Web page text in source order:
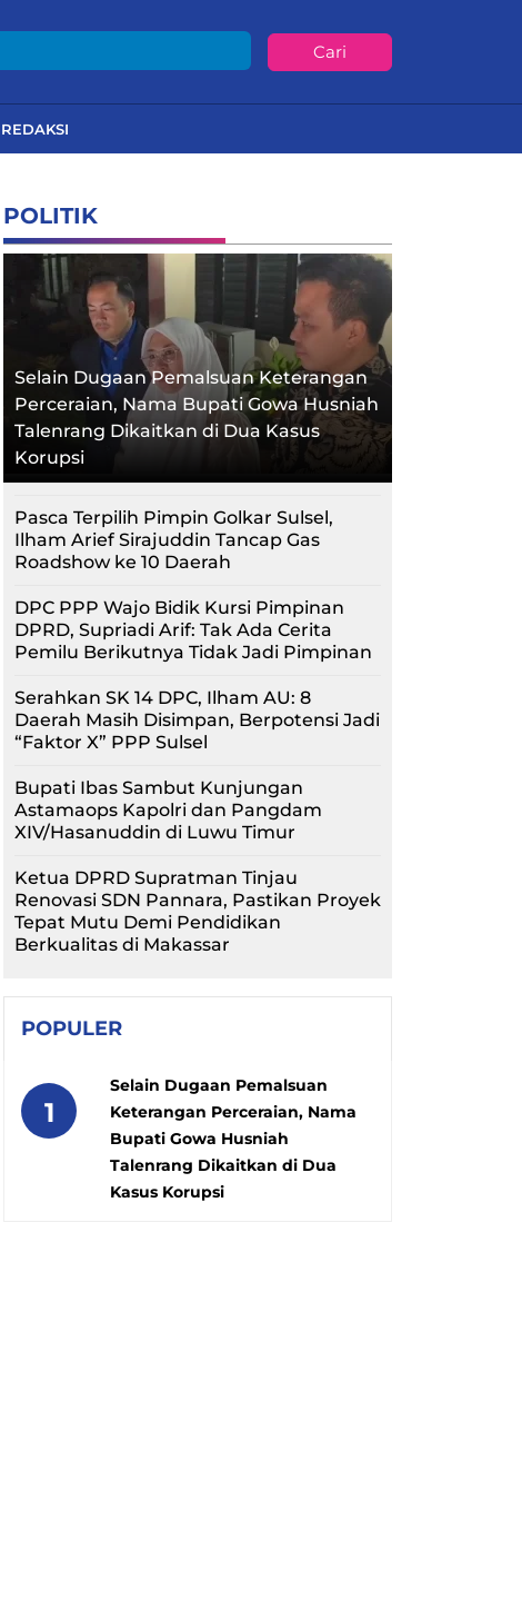
Cari
REDAKSI
POLITIK
Selain Dugaan Pemalsuan Keterangan
Perceraian, Nama Bupati Gowa Husniah
Talenrang Dikaitkan di Dua Kasus
Korupsi
Pasca Terpilih Pimpin Golkar Sulsel,
Ilham Arief Sirajuddin Tancap Gas
Roadshow ke 10 Daerah
DPC PPP Wajo Bidik Kursi Pimpinan
DPRD, Supriadi Arif: Tak Ada Cerita
Pemilu Berikutnya Tidak Jadi Pimpinan
Serahkan SK 14 DPC, Ilham AU: 8
Daerah Masih Disimpan, Berpotensi Jadi
“Faktor X” PPP Sulsel
Bupati Ibas Sambut Kunjungan
Astamaops Kapolri dan Pangdam
XIV/Hasanuddin di Luwu Timur
Ketua DPRD Supratman Tinjau
Renovasi SDN Pannara, Pastikan Proyek
Tepat Mutu Demi Pendidikan
Berkualitas di Makassar
POPULER
1
Selain Dugaan Pemalsuan
Keterangan Perceraian, Nama
Bupati Gowa Husniah
Talenrang Dikaitkan di Dua
Kasus Korupsi